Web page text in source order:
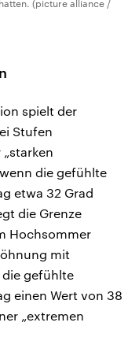
(picture alliance /
spielt der
Stufen
die gefühlte
etwa 32 Grad
die Grenze
Hochsommer
mit
gefühlte
einen Wert von 38
„extremen